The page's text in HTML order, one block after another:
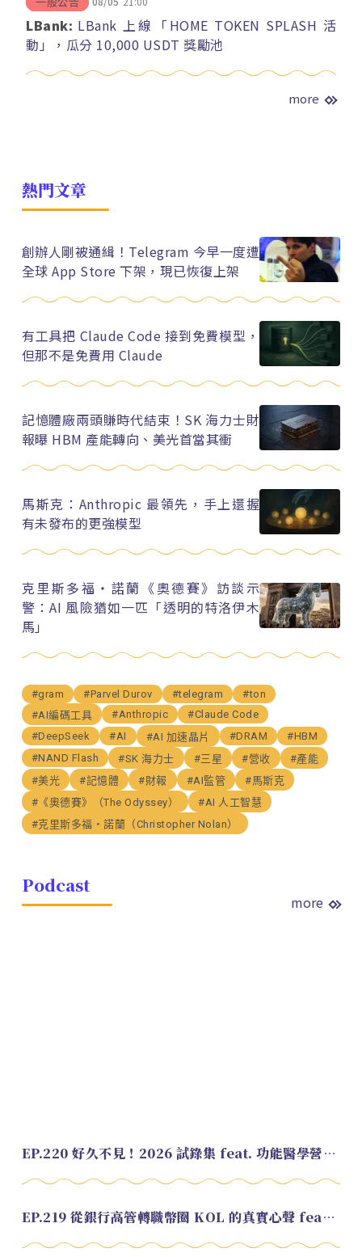
LBank: LBank 上線「HOME TOKEN SPLASH 活
動」，瓜分 10,000 USDT 獎勵池
more
熱門文章
創辦人剛被通緝！Telegram 今早一度遭
全球 App Store 下架，現已恢復上架
有工具把 Claude Code 接到免費模型，
但那不是免費用 Claude
記憶體廠兩頭賺時代結束！SK 海力士財
報曝 HBM 產能轉向、美光首當其衝
馬斯克：Anthropic 最領先，手上還握
有未發布的更強模型
克里斯多福・諾蘭《奧德賽》訪談示
警：AI 風險猶如一匹「透明的特洛伊木
馬」
#gram #Parvel Durov #telegram
#ton
#AI編碼工具
#Anthropic
#Claude Code
#DeepSeek
#AI #AI 加速晶片 #DRAM
#HBM
#NAND Flash
#SK 海力士 #三星 #營收
#產能
#美光
#記憶體 #財報 #AI監管
#馬斯克
#《奧德賽》（The Odyssey）
#AI 人工智慧
#克里斯多福・諾蘭（Christopher Nolan）
Podcast
more
EP.220 好久不見！2026 試錄集 feat. 功能醫學營養師 美寶
EP.219 從銀行高管轉職幣圈 KOL 的真實心聲 feat.龜大